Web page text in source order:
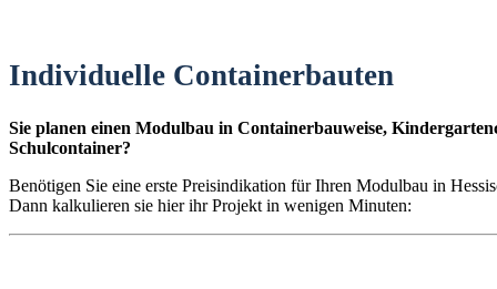
Individuelle Containerbauten
Sie planen einen Modulbau in Containerbauweise,
Schulcontainer?
Benötigen Sie eine erste Preisindikation für Ihren Modulbau in
Dann kalkulieren sie hier ihr Projekt in wenigen Minuten: